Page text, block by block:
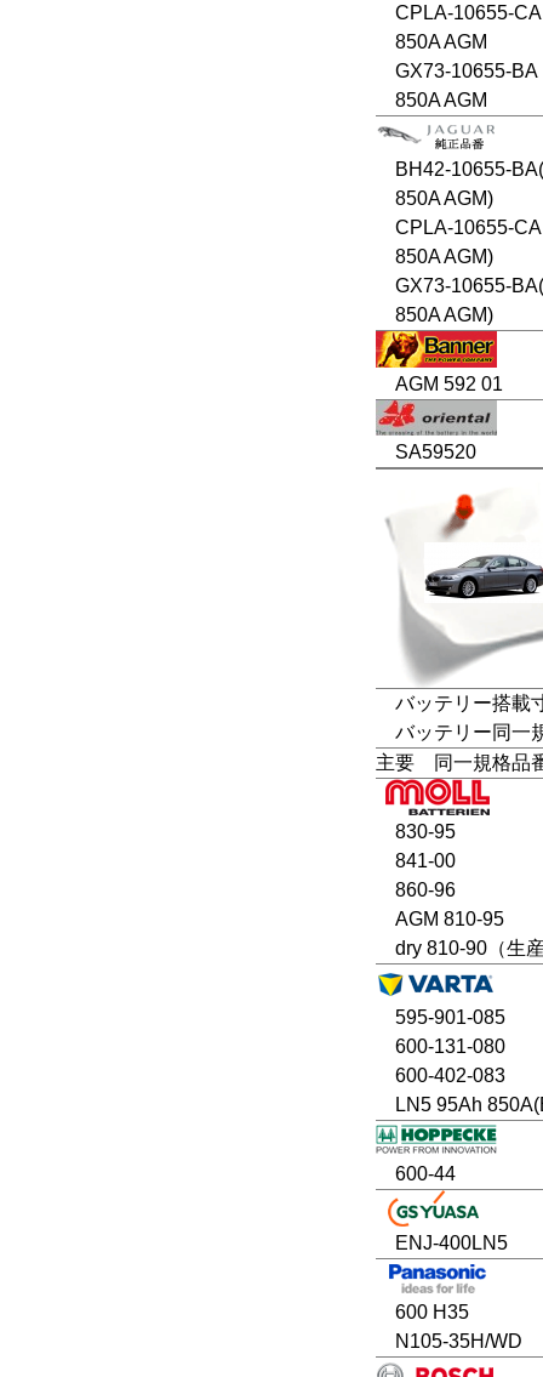
CPLA-10655-
850A AGM
GX73-10655-BA
850A AGM
BH42-10655-
850A AGM)
CPLA-10655-
850A AGM)
GX73-10655-
850A AGM)
AGM 592 01
SA59520
バッテリー搭載
バッテリー同一
主要 同一規格品
830-95
841-00
860-96
AGM 810-95
dry 810-90（生
595-901-085
600-131-080
600-402-083
LN5 95Ah
600-44
ENJ-400LN5
600 H35
N105-35H/WD